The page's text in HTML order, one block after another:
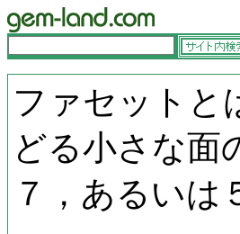
ファセットと
どる小さな面
７，あるいは